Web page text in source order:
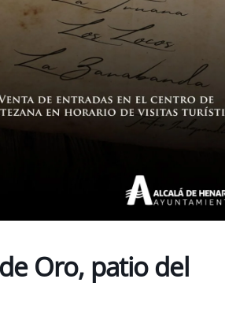
Oro, patio del